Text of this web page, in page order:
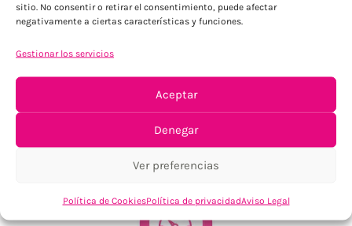
sitio. No consentir o retirar el consentimiento, puede afectar
negativamente a ciertas características y funciones.
Gestionar los servicios
Aceptar
Denegar
Ver preferencias
Política de CookiesPolítica de privacidadAviso Legal
Tu confianza, nuestro objetivo